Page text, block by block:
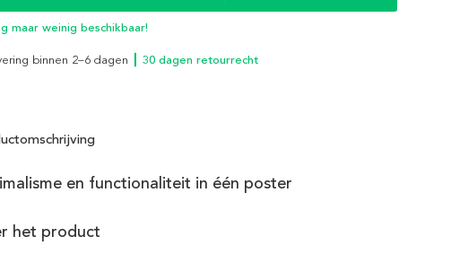
maar weinig beschikbaar!
binnen 2–6 dagen ┃ 30 dagen retourrecht
en functionaliteit in één poster
het product